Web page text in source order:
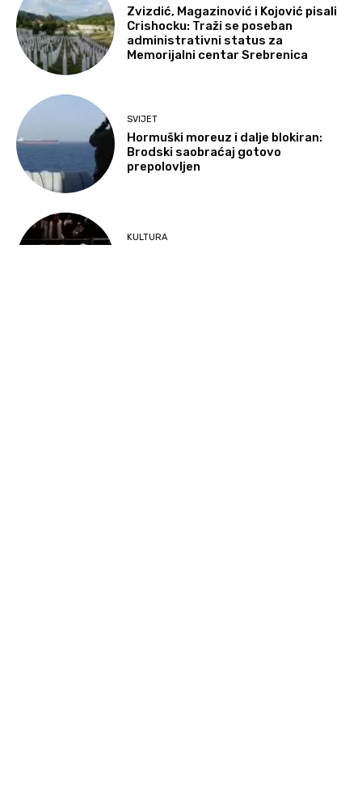
Zvizdić, Magazinović i Kojović pisali
Crishocku: Traži se poseban
administrativni status za
Memorijalni centar Srebrenica
SVIJET
Hormuški moreuz i dalje blokiran:
Brodski saobraćaj gotovo
prepolovljen
KULTURA